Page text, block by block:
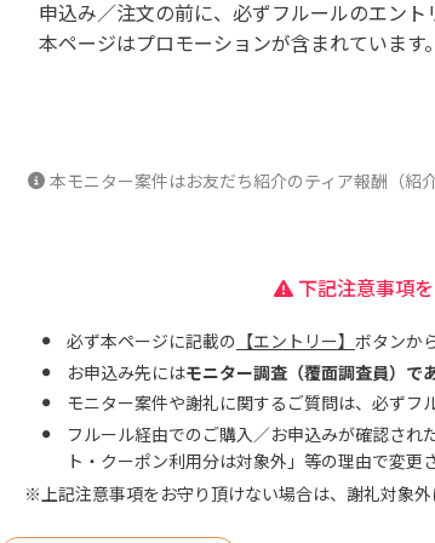
申込み／注文の前に、必ずフルールのエント
本ページはプロモーションが含まれています。
本モニター案件はお友だち紹介のティア報酬（紹
下記注意事項
必ず本ページに記載の 【エントリー】 ボタンか
お申込み先にはモニター調査（覆面調査員）で
モニター案件や謝礼に関するご質問は、必ずフ
フルール経由でのご購入／お申込みが確認さ
ト・クーポン利用分は対象外」等の理由で変更
※上記注意事項をお守り頂けない場合は、謝礼対象外